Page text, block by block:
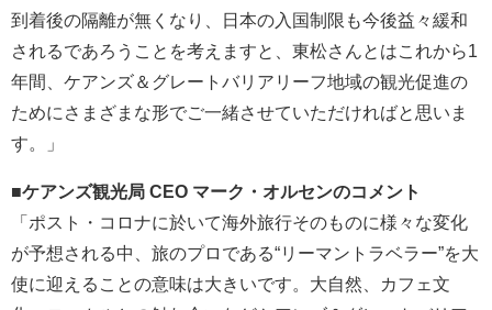
到着後の隔離が無くなり、日本の入国制限も今後益々緩和
されるであろうことを考えますと、東松さんとはこれから1
年間、ケアンズ＆グレートバリアリーフ地域の観光促進の
ためにさまざまな形でご一緒させていただければと思いま
す。」
■ケアンズ観光局 CEO マーク・オルセンのコメント
「ポスト・コロナに於いて海外旅行そのものに様々な変化
が予想される中、旅のプロである“リーマントラベラー”を大
使に迎えることの意味は大きいです。大自然、カフェ文